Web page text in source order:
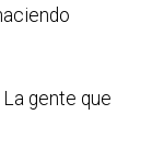
gente que